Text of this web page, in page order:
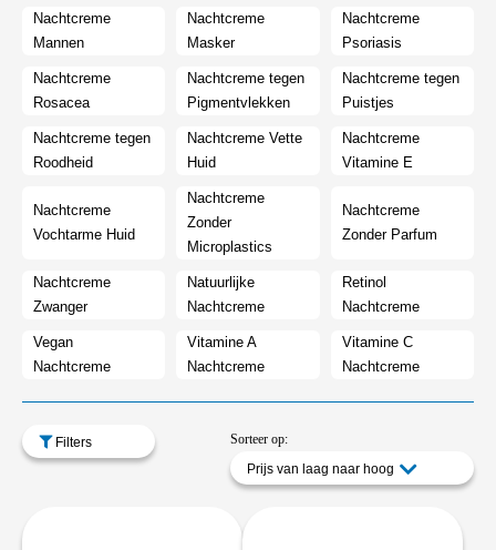
Nachtcreme
Mannen
Nachtcreme
Masker
Nachtcreme
Psoriasis
Nachtcreme
Rosacea
Nachtcreme tegen
Pigmentvlekken
Nachtcreme tegen
Puistjes
Nachtcreme tegen
Roodheid
Nachtcreme Vette
Huid
Nachtcreme
Vitamine E
Nachtcreme
Vochtarme Huid
Nachtcreme
Zonder
Microplastics
Nachtcreme
Zonder Parfum
Nachtcreme
Zwanger
Natuurlijke
Nachtcreme
Retinol
Nachtcreme
Vegan
Nachtcreme
Vitamine A
Nachtcreme
Vitamine C
Nachtcreme
Filters
Sorteer op:
Prijs van laag naar hoog